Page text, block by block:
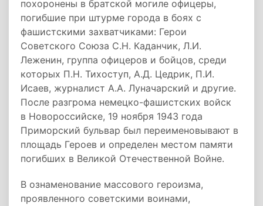
похоронены в братской могиле офицеры,
погибшие при штурме города в боях с
фашистскими захватчиками: Герои
Советского Союза С.Н. Каданчик, Л.И.
Леженин, группа офицеров и бойцов, среди
которых П.Н. Тихоступ, А.Д. Цедрик, П.И.
Исаев, журналист А.А. Луначарский и другие.
После разгрома немецко-фашистских войск
в Новороссийске, 19 ноября 1943 года
Приморский бульвар был переименовывают в
площадь Героев и определен местом памяти
погибших в Великой Отечественной Войне.
В ознаменование массового героизма,
проявленного советскими воинами,